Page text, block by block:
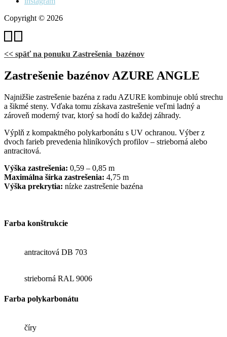
Copyright © 2026
<< späť na ponuku Zastrešenia bazénov
Zastrešenie bazénov AZURE ANGLE
Najnižšie zastrešenie bazéna z radu AZURE kombinuje oblú strechu
a šikmé steny. Vďaka tomu získava zastrešenie veľmi ladný a
zároveň moderný tvar, ktorý sa hodí do každej záhrady.
Výplň z kompaktného polykarbonátu s UV ochranou. Výber z
dvoch farieb prevedenia hliníkových profilov – strieborná alebo
antracitová.
Výška zastrešenia: 0,59 – 0,85 m
Maximálna šírka zastrešenia: 4,75 m
Výška prekrytia: nízke zastrešenie bazéna
Farba konštrukcie
antracitová DB 703
strieborná RAL 9006
Farba polykarbonátu
číry